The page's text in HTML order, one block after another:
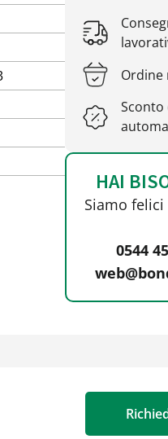
Ordine
Sconto
HAI
Siamo
0544